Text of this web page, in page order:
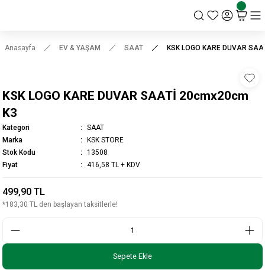
Anasayfa EV & YAŞAM SAAT KSK LOGO KARE DUVAR
KSK LOGO KARE DUVAR SAATİ 20cmx20cm
K3
Kategori
SAAT
Marka
KSK STORE
Stok Kodu
13508
Fiyat
416,58 TL + KDV
499,90 TL
*183,30 TL den başlayan taksitlerle!
Sepete Ekle